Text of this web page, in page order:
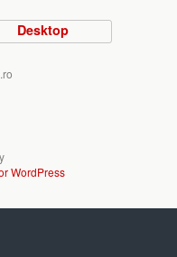
Desktop
WordPress